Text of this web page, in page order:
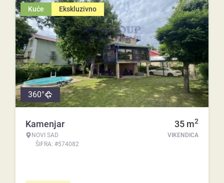
Kuće Ekskluzivno
360°
Kamenjar
NOVI SAD
ŠIFRA: #574082
35 m2
VIKENDICA